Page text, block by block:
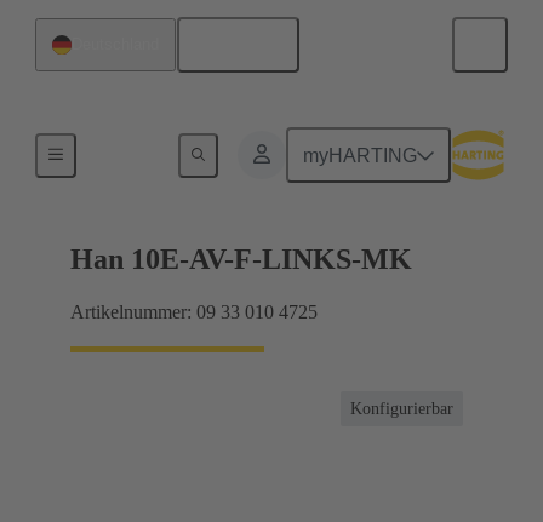
myHARTING
Anschlussverteiler
Han 10E-AV-F-LINKS-MK
Artikelnummer: 09 33 010 4725
Konfigurierbar